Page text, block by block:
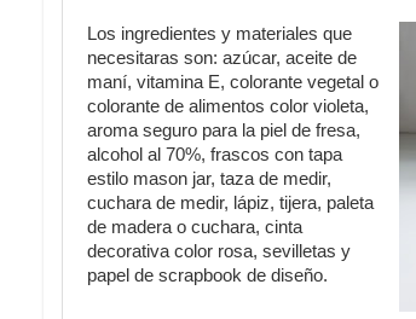
Los ingredientes y materiales que
necesitaras son: azúcar, aceite de
maní, vitamina E, colorante vegetal o
colorante de alimentos color violeta,
aroma seguro para la piel de fresa,
alcohol al 70%, frascos con tapa
estilo mason jar, taza de medir,
cuchara de medir, lápiz, tijera, paleta
de madera o cuchara, cinta
decorativa color rosa, sevilletas y
papel de scrapbook de diseño.